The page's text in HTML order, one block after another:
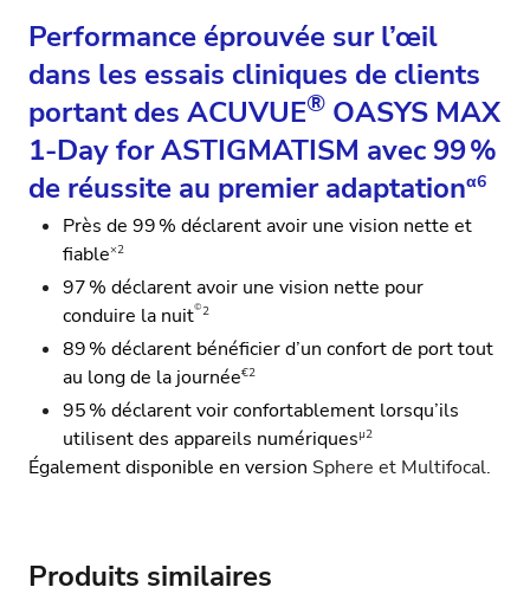
Performance éprouvée sur l’œil
dans les essais cliniques de clients
portant des ACUVUE® OASYS MAX
1-Day for ASTIGMATISM avec 99 %
de réussite au premier adaptationα6
Près de 99 % déclarent avoir une vision nette et
fiable×2
97 % déclarent avoir une vision nette pour
conduire la nuit©2
89 % déclarent bénéficier d’un confort de port tout
au long de la journée€2
95 % déclarent voir confortablement lorsqu’ils
utilisent des appareils numériquesµ2
Également disponible en version Sphere et Multifocal.
Produits similaires